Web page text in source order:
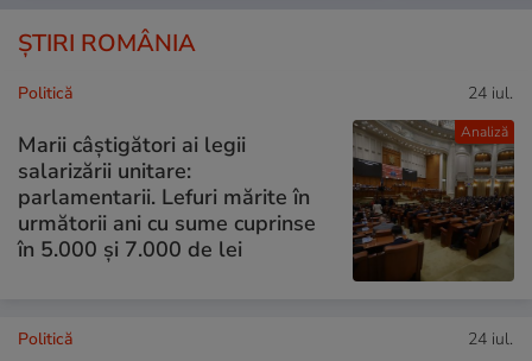
ȘTIRI ROMÂNIA
Analiză
Politică 24 iul.
Marii câștigători ai legii
salarizării unitare:
parlamentarii. Lefuri mărite în
următorii ani cu sume cuprinse
în 5.000 și 7.000 de lei
Politică 24 iul.